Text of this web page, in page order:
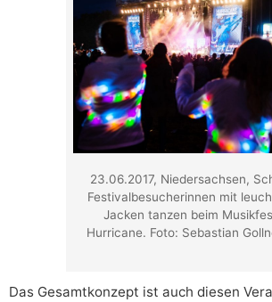
23.06.2017, Niedersachsen,
Festivalbesucherinnen mit
Jacken tanzen beim
Hurricane. Foto: Sebastian
Das Gesamtkonzept ist auch diesen